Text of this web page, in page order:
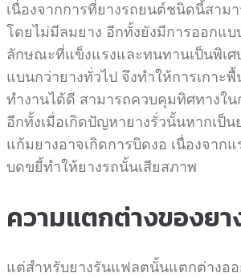
เนื่องจากการที่ยางรถยนต์ชนิดนี้สาม
โดยไม่มีลมยาง อีกทั้งยังมีการออกแ
ลักษณะที่แข็งแรงและทนทานเป็นพิเศ
แบนกว่ายางทั่วไป จึงทำให้การเกาะ
ทำงานได้ดี สามารถควบคุมทิศทางใน
อีกทั้งเมื่อเกิดปัญหายางรั่วนั้นหากเป็
แก้มยางอาจเกิดการบิดงอ เนื่องจาก
บดขยี้ทำให้ยางรถนั้นเสียสภาพ
ความแตกต่างของย
แต่สำหรับยางรันแฟลตนั้นแตกต่างออ